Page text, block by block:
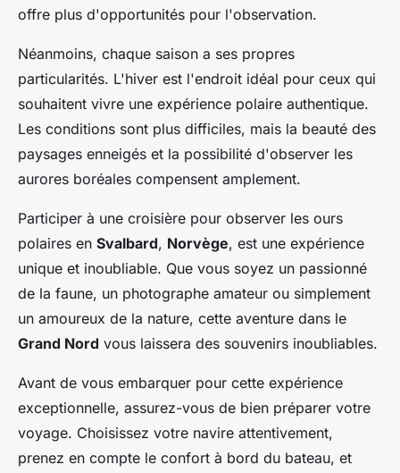
offre plus d'opportunités pour l'observation.
Néanmoins, chaque saison a ses propres
particularités. L'hiver est l'endroit idéal pour ceux qui
souhaitent vivre une expérience polaire authentique.
Les conditions sont plus difficiles, mais la beauté des
paysages enneigés et la possibilité d'observer les
aurores boréales compensent amplement.
Participer à une croisière pour observer les ours
polaires en Svalbard, Norvège, est une expérience
unique et inoubliable. Que vous soyez un passionné
de la faune, un photographe amateur ou simplement
un amoureux de la nature, cette aventure dans le
Grand Nord vous laissera des souvenirs inoubliables.
Avant de vous embarquer pour cette expérience
exceptionnelle, assurez-vous de bien préparer votre
voyage. Choisissez votre navire attentivement,
prenez en compte le confort à bord du bateau, et